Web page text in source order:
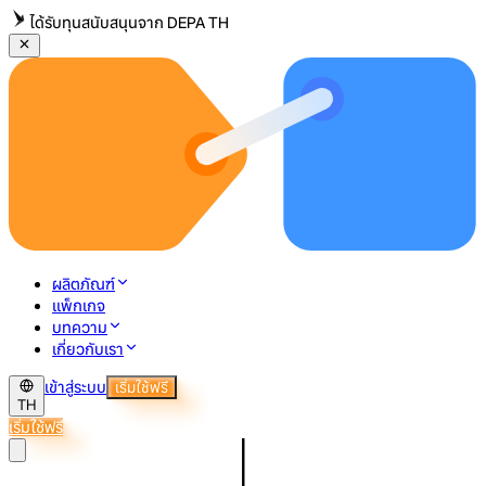
ได้รับทุนสนับสนุนจาก DEPA TH
ผลิตภัณฑ์
แพ็กเกจ
บทความ
เกี่ยวกับเรา
TH
เข้าสู่ระบบ เริ่มใช้ฟรี
เริ่มใช้ฟรี